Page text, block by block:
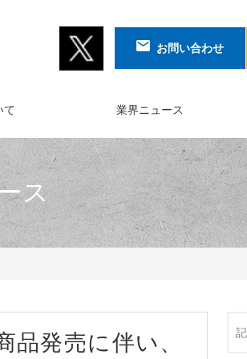
お問い合わせ
て 業界ニュース
ス
発売に伴い、